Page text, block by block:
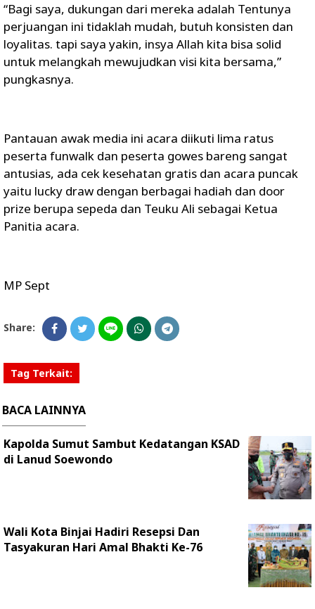
“Bagi saya, dukungan dari mereka adalah Tentunya
perjuangan ini tidaklah mudah, butuh konsisten dan
loyalitas. tapi saya yakin, insya Allah kita bisa solid
untuk melangkah mewujudkan visi kita bersama,”
pungkasnya.
Pantauan awak media ini acara diikuti lima ratus
peserta funwalk dan peserta gowes bareng sangat
antusias, ada cek kesehatan gratis dan acara puncak
yaitu lucky draw dengan berbagai hadiah dan door
prize berupa sepeda dan Teuku Ali sebagai Ketua
Panitia acara.
MP Sept
Share:
Tag Terkait:
BACA LAINNYA
Kapolda Sumut Sambut Kedatangan KSAD
di Lanud Soewondo
Wali Kota Binjai Hadiri Resepsi Dan
Tasyakuran Hari Amal Bhakti Ke-76